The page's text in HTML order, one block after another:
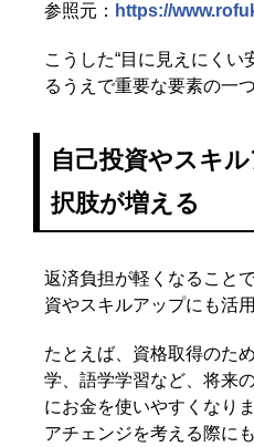
参照元： https://
こうした“目に見えにくい
るうえで重要な要素の一
自己投資やスキ
択肢が増える
返済負担が軽くなること
資やスキルアップにも活
たとえば、資格取得のた
学、語学学習など、将来
にお金を使いやすくなり
アチェンジを考える際に